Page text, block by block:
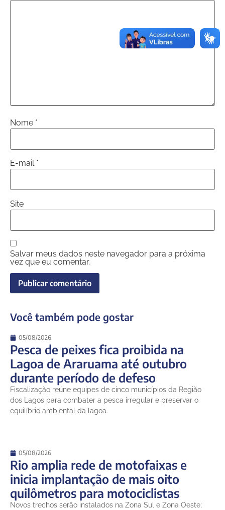
Nome *
E-mail *
Site
Salvar meus dados neste navegador para a próxima
vez que eu comentar.
Você também pode gostar
05/08/2026
Pesca de peixes fica proibida na
Lagoa de Araruama até outubro
durante período de defeso
Fiscalização reúne equipes de cinco municípios da Região
dos Lagos para combater a pesca irregular e preservar o
equilíbrio ambiental da lagoa.
05/08/2026
Rio amplia rede de motofaixas e
inicia implantação de mais oito
quilômetros para motociclistas
Novos trechos serão instalados na Zona Sul e Zona Oeste;